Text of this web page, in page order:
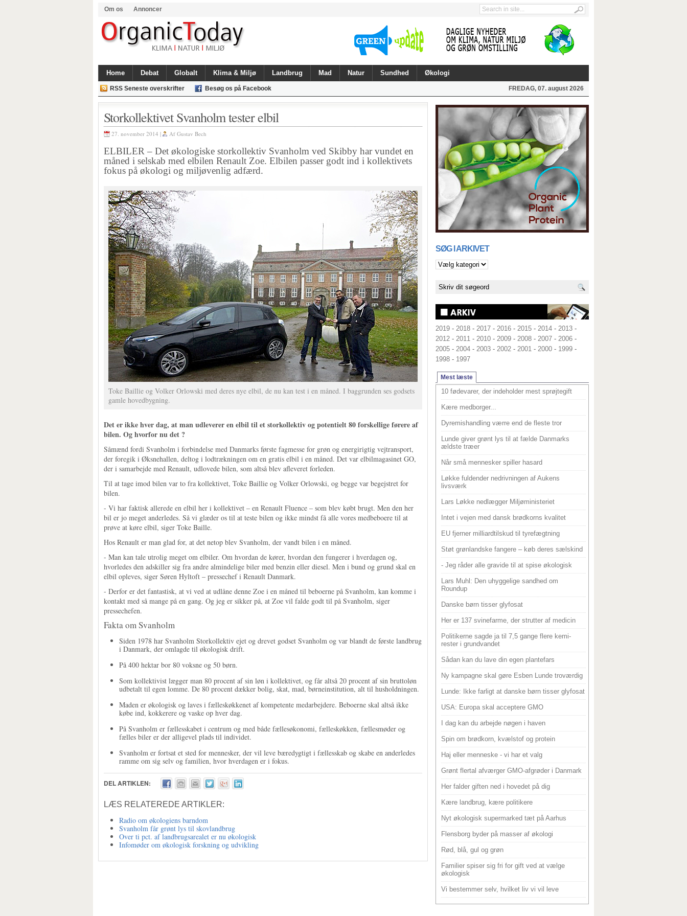
Om os Annoncer
Home Debat Globalt Klima & Miljø Landbrug Mad Natur Sundhed Økologi
RSS Seneste overskrifter Besøg os på Facebook FREDAG, 07. august 2026
Storkollektivet Svanholm tester elbil
27. november 2014 | Af Gustav Bech
ELBILER – Det økologiske storkollektiv Svanholm ved Skibby har vundet en
måned i selskab med elbilen Renault Zoe. Elbilen passer godt ind i kollektivets
fokus på økologi og miljøvenlig adfærd.
Toke Baillie og Volker Orlowski med deres nye elbil, de nu kan test i en måned. I baggrunden ses godsets
gamle hovedbygning.
Det er ikke hver dag, at man udleverer en elbil til et storkollektiv og potentielt 80 forskellige førere af
bilen. Og hvorfor nu det ?
Såmænd fordi Svanholm i forbindelse med Danmarks første fagmesse for grøn og energirigtig vejtransport,
der foregik i Øksnehallen, deltog i lodtrækningen om en gratis elbil i en måned. Det var elbilmagasinet GO,
der i samarbejde med Renault, udlovede bilen, som altså blev afleveret forleden.
Til at tage imod bilen var to fra kollektivet, Toke Baillie og Volker Orlowski, og begge var begejstret for
bilen.
- Vi har faktisk allerede en elbil her i kollektivet – en Renault Fluence – som blev købt brugt. Men den her
bil er jo meget anderledes. Så vi glæder os til at teste bilen og ikke mindst få alle vores medbeboere til at
prøve at køre elbil, siger Toke Baille.
Hos Renault er man glad for, at det netop blev Svanholm, der vandt bilen i en måned.
- Man kan tale utrolig meget om elbiler. Om hvordan de kører, hvordan den fungerer i hverdagen og,
hvorledes den adskiller sig fra andre almindelige biler med benzin eller diesel. Men i bund og grund skal en
elbil opleves, siger Søren Hyltoft – pressechef i Renault Danmark.
- Derfor er det fantastisk, at vi ved at udlåne denne Zoe i en måned til beboerne på Svanholm, kan komme i
kontakt med så mange på en gang. Og jeg er sikker på, at Zoe vil falde godt til på Svanholm, siger
pressechefen.
Fakta om Svanholm
Siden 1978 har Svanholm Storkollektiv ejet og drevet godset Svanholm og var blandt de første landbrug
i Danmark, der omlagde til økologisk drift.
På 400 hektar bor 80 voksne og 50 børn.
Som kollektivist lægger man 80 procent af sin løn i kollektivet, og får altså 20 procent af sin bruttoløn
udbetalt til egen lomme. De 80 procent dækker bolig, skat, mad, børneinstitution, alt til husholdningen.
Maden er økologisk og laves i fælleskøkkenet af kompetente medarbejdere. Beboerne skal altså ikke
købe ind, kokkerere og vaske op hver dag.
På Svanholm er fællesskabet i centrum og med både fællesøkonomi, fælleskøkken, fællesmøder og
fælles biler er der alligevel plads til individet.
Svanholm er fortsat et sted for mennesker, der vil leve bæredygtigt i fællesskab og skabe en anderledes
ramme om sig selv og familien, hvor hverdagen er i fokus.
DEL ARTIKLEN:
LÆS RELATEREDE ARTIKLER:
Radio om økologiens barndom
Svanholm får grønt lys til skovlandbrug
Over ti pct. af landbrugsarealet er nu økologisk
Infomøder om økologisk forskning og udvikling
SØG I ARKIVET
2019 - 2018 - 2017 - 2016 - 2015 - 2014 - 2013 -
2012 - 2011 - 2010 - 2009 - 2008 - 2007 - 2006 -
2005 - 2004 - 2003 - 2002 - 2001 - 2000 - 1999 -
1998 - 1997
Mest læste
10 fødevarer, der indeholder mest sprøjtegift
Kære medborger...
Dyremishandling værre end de fleste tror
Lunde giver grønt lys til at fælde Danmarks
ældste træer
Når små mennesker spiller hasard
Løkke fuldender nedrivningen af Aukens
livsværk
Lars Løkke nedlægger Miljøministeriet
Intet i vejen med dansk brødkorns kvalitet
EU fjerner milliardtilskud til tyrefægtning
Støt grønlandske fangere – køb deres sælskind
- Jeg råder alle gravide til at spise økologisk
Lars Muhl: Den uhyggelige sandhed om
Roundup
Danske børn tisser glyfosat
Her er 137 svinefarme, der strutter af medicin
Politikerne sagde ja til 7,5 gange flere kemi-
rester i grundvandet
Sådan kan du lave din egen plantefars
Ny kampagne skal gøre Esben Lunde troværdig
Lunde: Ikke farligt at danske børn tisser glyfosat
USA: Europa skal acceptere GMO
I dag kan du arbejde nøgen i haven
Spin om brødkorn, kvælstof og protein
Haj eller menneske - vi har et valg
Grønt flertal afværger GMO-afgrøder i Danmark
Her falder giften ned i hovedet på dig
Kære landbrug, kære politikere
Nyt økologisk supermarked tæt på Aarhus
Flensborg byder på masser af økologi
Rød, blå, gul og grøn
Familier spiser sig fri for gift ved at vælge
økologisk
Vi bestemmer selv, hvilket liv vi vil leve